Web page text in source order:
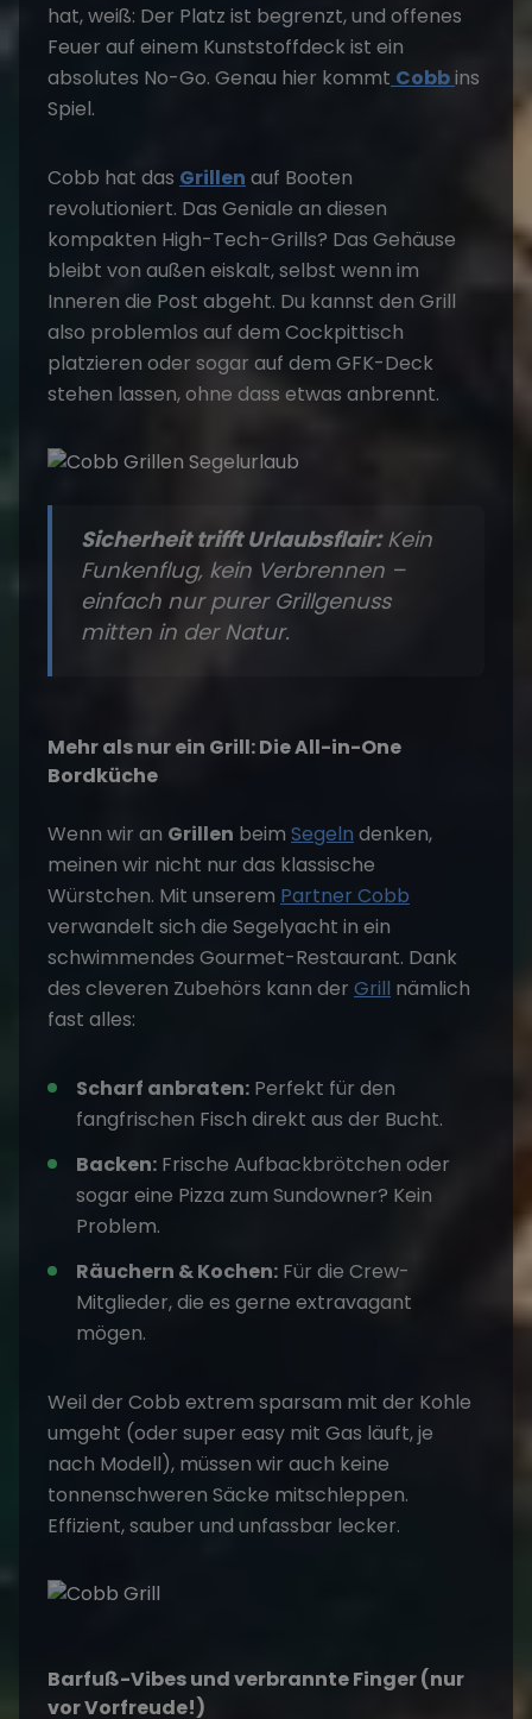
hat, weiß: Der Platz ist begrenzt, und offenes
Feuer auf einem Kunststoffdeck ist ein
absolutes No-Go. Genau hier kommt Cobbins
Spiel.
Cobb hat das Grillen auf Booten
revolutioniert. Das Geniale an diesen
kompakten High-Tech-Grills? Das Gehäuse
bleibt von außen eiskalt, selbst wenn im
Inneren die Post abgeht. Du kannst den Grill
also problemlos auf dem Cockpittisch
platzieren oder sogar auf dem GFK-Deck
stehen lassen, ohne dass etwas anbrennt.
Sicherheit trifft Urlaubsflair:Kein
Funkenflug, kein Verbrennen –
einfach nur purer Grillgenuss
mitten in der Natur.
Mehr als nur ein Grill: Die All-in-One
Bordküche
Wenn wir an Grillen beim Segeln denken,
meinen wir nicht nur das klassische
Würstchen. Mit unserem Partner Cobb
verwandelt sich die Segelyacht in ein
schwimmendes Gourmet-Restaurant. Dank
des cleveren Zubehörs kann der Grill nämlich
fast alles:
Scharf anbraten: Perfekt für den
fangfrischen Fisch direkt aus der Bucht.
Backen: Frische Aufbackbrötchen oder
sogar eine Pizza zum Sundowner? Kein
Problem.
Räuchern & Kochen: Für die Crew-
Mitglieder, die es gerne extravagant
mögen.
Weil der Cobb extrem sparsam mit der Kohle
umgeht (oder super easy mit Gas läuft, je
nach Modell), müssen wir auch keine
tonnenschweren Säcke mitschleppen.
Effizient, sauber und unfassbar lecker.
Barfuß-Vibes und verbrannte Finger (nur
vor Vorfreude!)